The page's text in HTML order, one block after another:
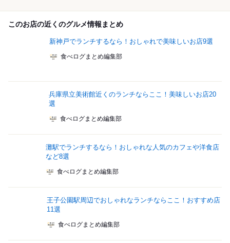
このお店の近くのグルメ情報まとめ
新神戸でランチするなら！おしゃれで美味しいお店9選
食べログまとめ編集部
兵庫県立美術館近くのランチならここ！美味しいお店20
選
食べログまとめ編集部
灘駅でランチするなら！おしゃれな人気のカフェや洋食店
など8選
食べログまとめ編集部
王子公園駅周辺でおしゃれなランチならここ！おすすめ店
11選
食べログまとめ編集部